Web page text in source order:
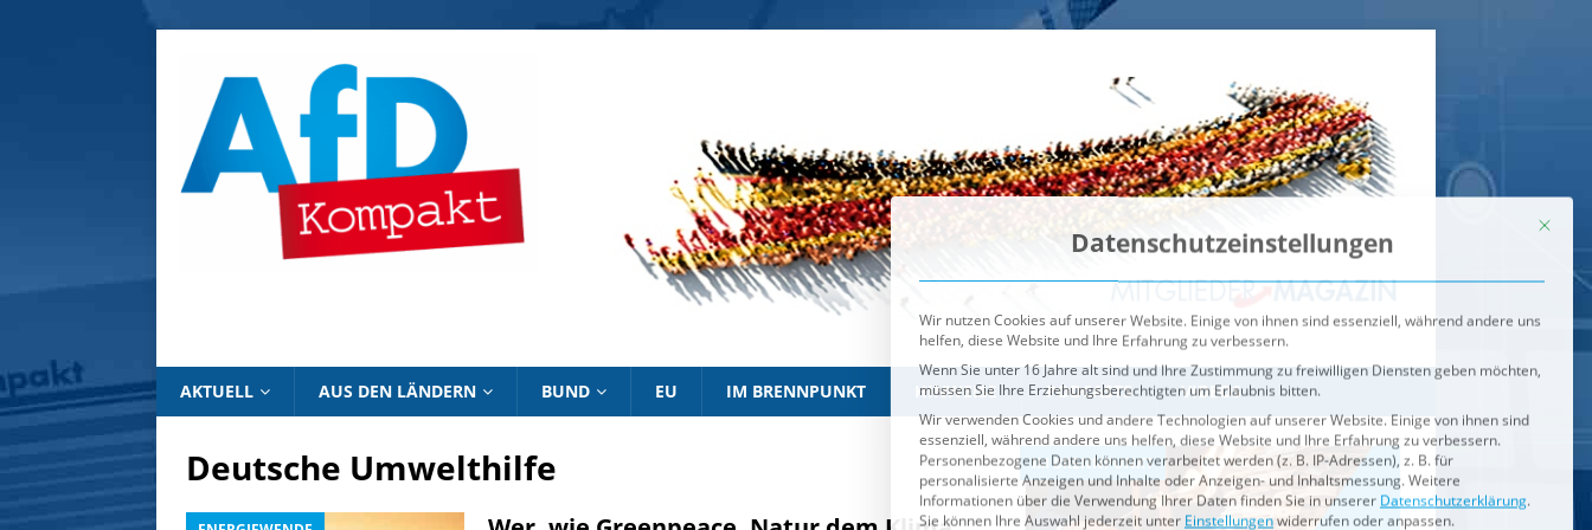
AKTUELL AUS DEN LÄNDERN BUND EU IM BRENNPUNKT HINWEISE PODCASTS VIDEOS
Deutsche Umwelthilfe IM BRENNPUNKT IM BRENNPUNKT
Wir nutzen Cookies auf unserer Website. Einige von ihnen sind essenziell, während andere uns
helfen, diese Website und Ihre Erfahrung zu verbessern.
Wenn Sie unter 16 Jahre alt sind und Ihre Zustimmung zu freiwilligen Diensten geben möchten,
Wir verwenden Cookies und andere Technologien auf unserer Website. Einige von ihnen sind
essenziell, während andere uns helfen, diese Website und Ihre Erfahrung zu verbessern.
Personenbezogene Daten können verarbeitet werden (z. B. IP-Adressen), z. B. für
Informationen über die Verwendung Ihrer Daten finden Sie in unsererDatenschutzerklärung.
Sie können Ihre Auswahl jederzeit unterEinstellungenwiderrufen oder anpassen.
Es folgt eine Liste der Service-Gruppen, für die eine Einwilligung erteilt werden
Essenziell Externe Medien
Speichern
Alle akzeptieren